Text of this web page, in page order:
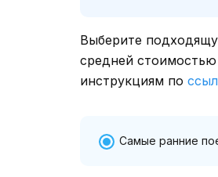
Выберите
средней стоимостью
инструкциям по
Самые ранние